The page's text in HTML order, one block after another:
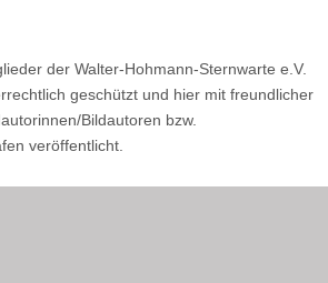
der Walter-Hohmann-Sternwarte e.V.
geschützt und hier mit freundlicher
Bildautoren bzw.
veröffentlicht.